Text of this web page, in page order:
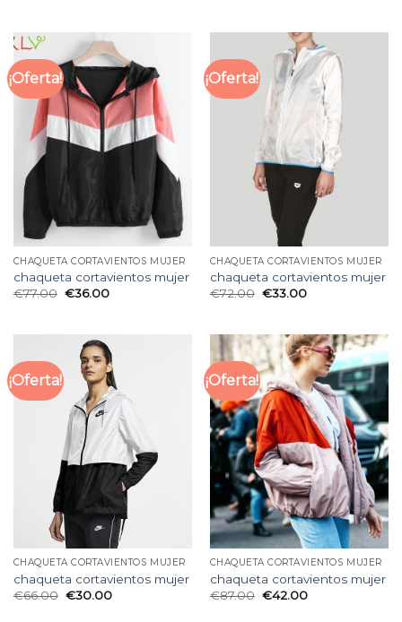
¡Oferta!
CHAQUETA CORTAVIENTOS MUJER
chaqueta cortavientos mujer
€77.00 €36.00
¡Oferta!
CHAQUETA CORTAVIENTOS MUJER
chaqueta cortavientos mujer
€72.00 €33.00
¡Oferta!
CHAQUETA CORTAVIENTOS MUJER
chaqueta cortavientos mujer
€66.00 €30.00
¡Oferta!
CHAQUETA CORTAVIENTOS MUJER
chaqueta cortavientos mujer
€87.00 €42.00